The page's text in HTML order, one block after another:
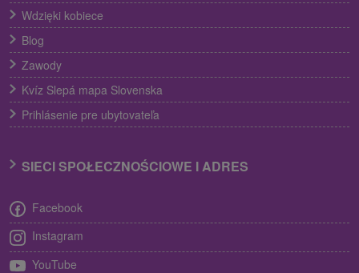
Wdzięki kobiece
Blog
Zawody
Kvíz Slepá mapa Slovenska
Prihlásenie pre ubytovateľa
SIECI SPOŁECZNOŚCIOWE I ADRES
Facebook
Instagram
YouTube